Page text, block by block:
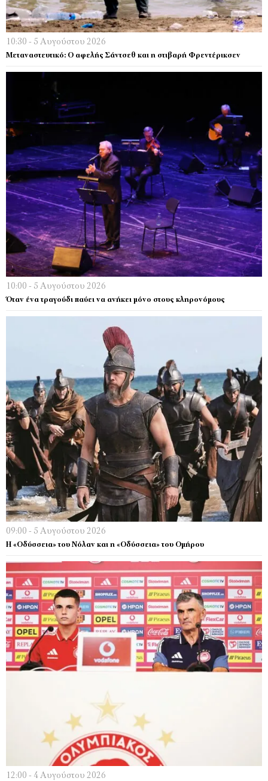
10:30 - 5 Αυγούστου 2026
Μεταναστευτικό: Ο αφελής Σάντσεθ και η στιβαρή Φρεντέρικσεν
10:00 - 5 Αυγούστου 2026
Όταν ένα τραγούδι παύει να ανήκει μόνο στους κληρονόμους
09:00 - 5 Αυγούστου 2026
Η «Οδύσσεια» του Νόλαν και η «Οδύσσεια» του Ομήρου
12:00 - 4 Αυγούστου 2026